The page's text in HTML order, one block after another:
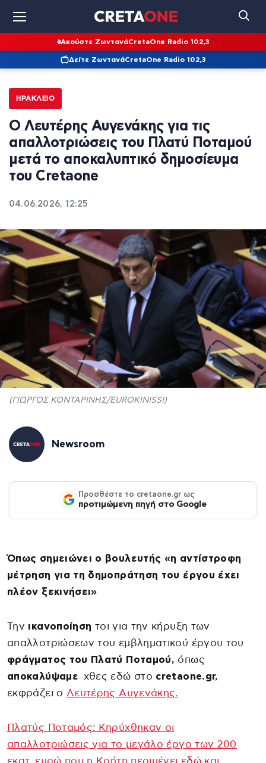
Ακούστε ΖωντανάCretaOne Radio 102,3
Δείτε ΖωντανάCretaOne Radio 102,3
ΗΡΆΚΛΕΙΟ
Ο Λευτέρης Αυγενάκης για τις
απαλλοτριώσεις του Πλατύ Ποταμού
μετά το αποκαλυπτικό δημοσίευμα
του Cretaone
04.06.2026, 12:25
(ΓΙΩΡΓΟΣ ΚΟΝΤΑΡΙΝΗΣ/EUROKINISSI)
Newsroom
Προσθέστε το cretaone.gr ως
προτιμώμενη πηγή στο Google
Όπως σημειώνει ο βουλευτής «η αντίστροφη
μέτρηση για τη δημοπράτηση του έργου έχει
πλέον ξεκινήσει»
Την ικανοποίηση τοι για την κήρυξη των
απαλλοτριώσεων του εμβληματικού έργου του
φράγματος του Πλατύ Ποταμού, όπως
αποκαλύψαμε
χθες εδώ στο cretaone.gr,
εκφράζει ο Λευτέρης Αυγενάκης.
Πλατύς Ποταμός: Κηρύχθηκαν οι
απαλλοτριώσεις για το μεγάλο έργο των 200
εκατ. ευρώ που η Κρήτη περιμένει εδώ και